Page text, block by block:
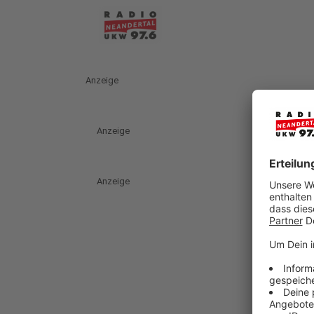
Anzeige
Anzeige
Anzeige